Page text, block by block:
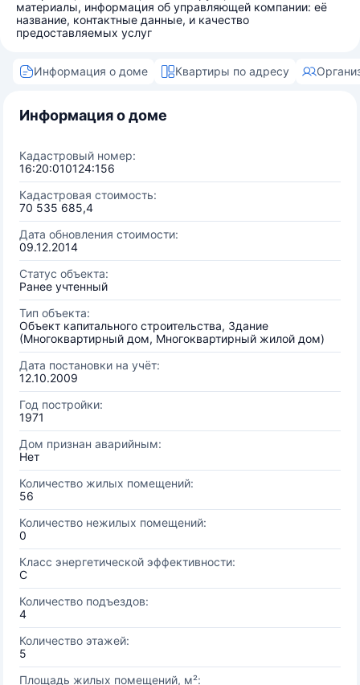
материалы, информация об управляющей компании: её
название, контактные данные, и качество
предоставляемых услуг
Информация о доме Квартиры по адресу
Информация о доме
Кадастровый номер:
16:20:010124:156
Кадастровая стоимость:
70 535 685,4
Дата обновления стоимости:
09.12.2014
Статус объекта:
Ранее учтенный
Тип объекта:
Объект капитального строительства, Здание
(Многоквартирный дом, Многоквартирный жилой дом)
Дата постановки на учёт:
12.10.2009
Год постройки:
1971
Дом признан аварийным:
Нет
Количество жилых помещений:
56
Количество нежилых помещений:
0
Класс энергетической эффективности:
C
Количество подъездов:
4
Количество этажей:
5
Площадь жилых помещений, м²: